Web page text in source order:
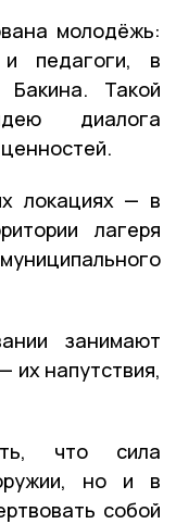
молодёжь:
педагоги, в
Бакина. Такой
диалога
локациях — в
лагеря
занимают
их напутствия,
что сила
но и в
собой